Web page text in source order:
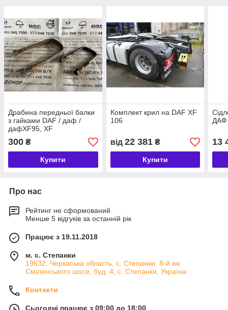
Драбина передньої балки
з гайками DAF / даф /
дафXF95, XF
300 ₴
Купити
Комплект крил на DAF XF
106
від 22 381₴
Купити
13
Про нас
Рейтинг не сформований
Менше 5 відгуків за останній рік
Працює з 19.11.2018
м. с. Степанки
19632, Черкаська область, с. Степанки, 8-й км
Смілянського шосе, буд. 4, с. Степанки, Україна
Контакти
Сьогодні працює з 09:00 до 18:00